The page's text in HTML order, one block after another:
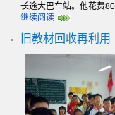
长途大巴车站。他花费80
继续阅读
旧教材回收再利用